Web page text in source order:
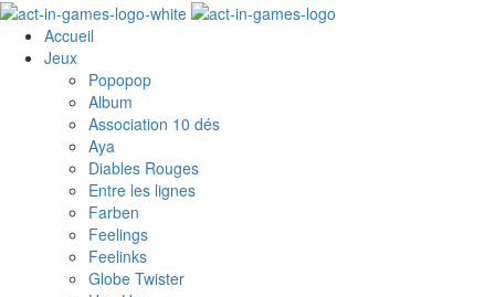
Accueil
Jeux
Popopop
Album
Association 10 dés
Aya
Diables Rouges
Entre les lignes
Farben
Feelings
Feelinks
Globe Twister